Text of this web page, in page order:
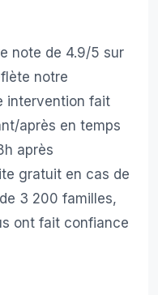
note de 4.9/5 sur
notre
intervention fait
après en temps
après
gratuit en cas de
3 200 familles,
ont fait confiance